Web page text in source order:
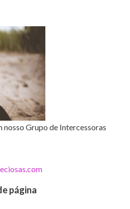
nosso Grupo de Intercessoras
página